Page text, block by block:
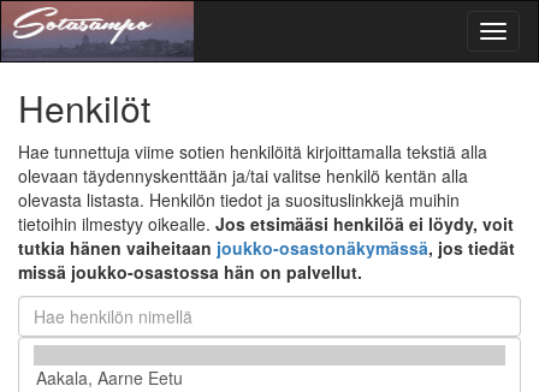
Henkilöt
Hae tunnettuja viime sotien henkilöitä kirjoittamalla tekstiä alla
olevaan täydennyskenttään ja/tai valitse henkilö kentän alla
olevasta listasta. Henkilön tiedot ja suosituslinkkejä muihin
tietoihin ilmestyy oikealle. Jos etsimääsi henkilöä ei löydy, voit
tutkia hänen vaiheitaan joukko-osastonäkymässä, jos tiedät
missä joukko-osastossa hän on palvellut.